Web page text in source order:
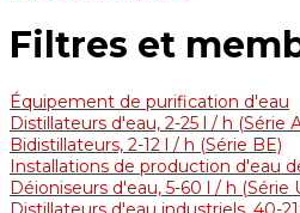
Filtres et
Équipement de purification d'eau
Distillateurs d'eau, 2-25 l / h (Série
Bidistillateurs, 2-12 l / h (Série BE)
Installations de production d'eau
Déioniseurs d'eau, 5-60 l / h (Série